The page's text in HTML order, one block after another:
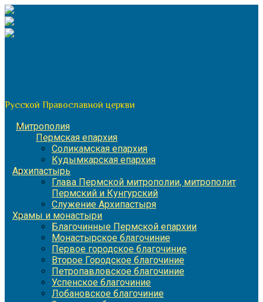
Перейти
к
содержимому
Русской Православной церкви
Митрополия
Пермская епархия
Соликамская епархия
Кудымкарская епархия
Архипастырь
Глава Пермской митрополии, митрополит
Пермский и Кунгурский
Служение Архипастыря
Храмы и монастыри
Благочинные Пермской епархии
Монастырское благочиние
Первое городское благочиние
Второе Городское благочиние
Петропавловское благочиние
Успенское благочиние
Лобановское благочиние